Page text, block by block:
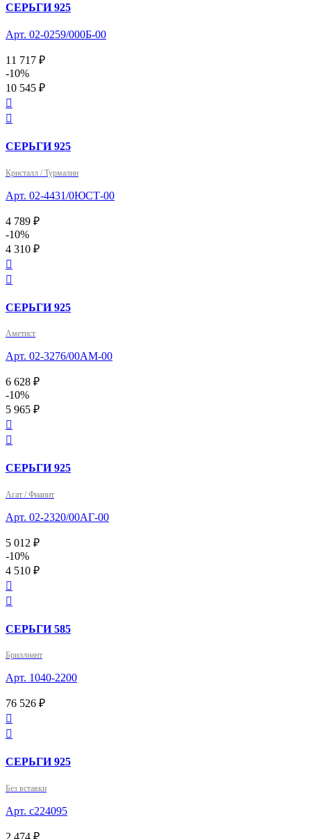
СЕРЬГИ 925
Арт. 02-0259/000Б-00
11 717 ₽
-10%
10 545 ₽


СЕРЬГИ 925
Кристалл / Турмалин
Арт. 02-4431/0ЮСТ-00
4 789 ₽
-10%
4 310 ₽


СЕРЬГИ 925
Аметист
Арт. 02-3276/00АМ-00
6 628 ₽
-10%
5 965 ₽


СЕРЬГИ 925
Агат / Фианит
Арт. 02-2320/00АГ-00
5 012 ₽
-10%
4 510 ₽


СЕРЬГИ 585
Бриллиант
Арт. 1040-2200
76 526 ₽


СЕРЬГИ 925
Без вставки
Арт. с224095
2 474 ₽